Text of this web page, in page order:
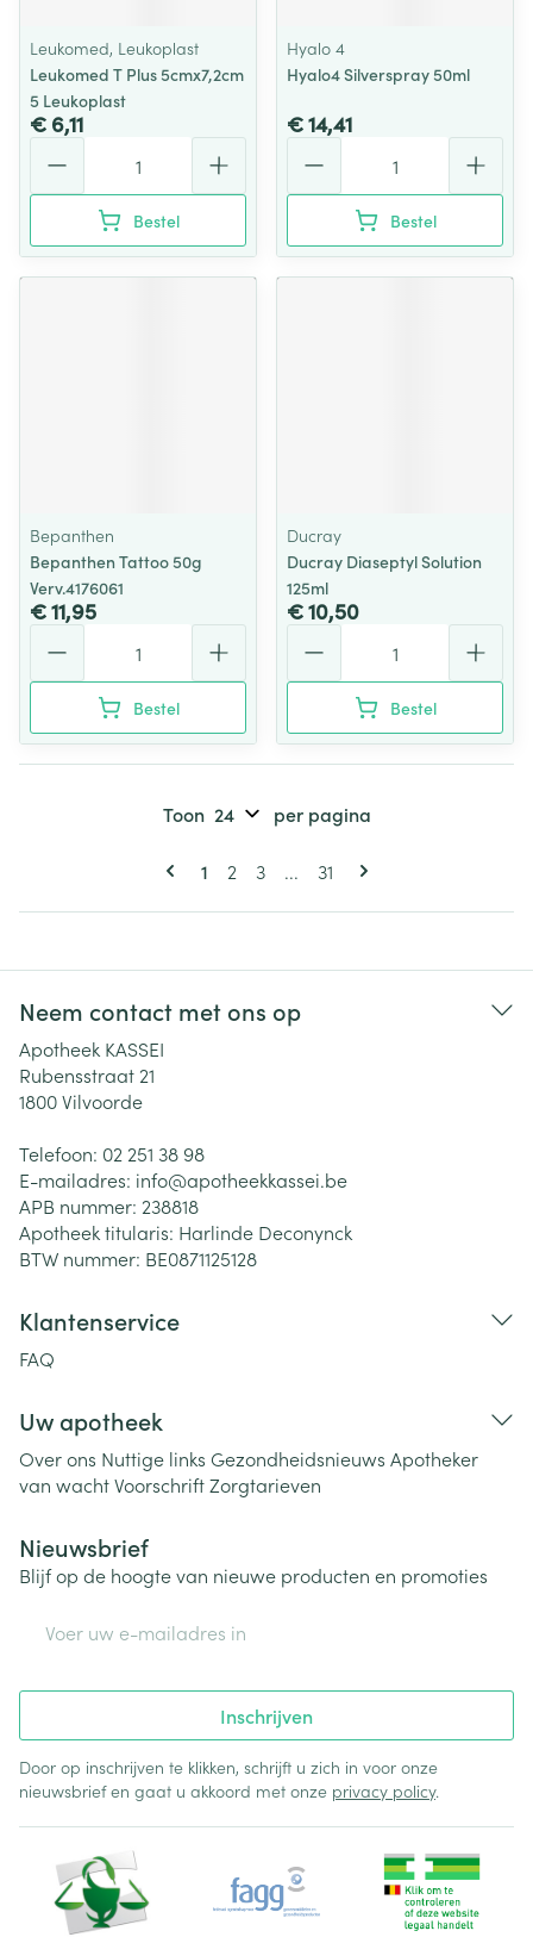
Leukomed, Leukoplast
Leukomed T Plus 5cmx7,2cm
5 Leukoplast
€ 6,11
Bestel
Hyalo 4
Hyalo4 Silverspray 50ml
€ 14,41
Bestel
Bepanthen
Bepanthen Tattoo 50g
Verv.4176061
€ 11,95
Bestel
Ducray
Ducray Diaseptyl Solution
125ml
€ 10,50
Bestel
Pagina's
U lees momenteel pagina
1 Pagina
2 Pagina
3 ... Pagina
31
Toon per pagina
Neem contact met ons op
Apotheek KASSEI
Rubensstraat 21
1800Vilvoorde
Telefoon: 02 251 38 98
E-mailadres: info@apotheekkassei.be
APB nummer: 238818
Apotheek titularis: Harlinde Deconynck
BTW nummer: BE0871125128
Klantenservice
FAQ
Uw apotheek
Over ons Nuttige links Gezondheidsnieuws Apotheker
van wachtVoorschriftZorgtarieven
Nieuwsbrief
Blijf op de hoogte van nieuwe producten en promoties
Inschrijven
Door op inschrijven te klikken, schrijft u zich in voor onze
nieuwsbrief en gaat u akkoord met onze privacy policy.